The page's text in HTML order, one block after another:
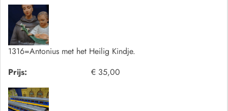
1316=Antonius met het Heilig Kindje.
Prijs:
€ 35,00